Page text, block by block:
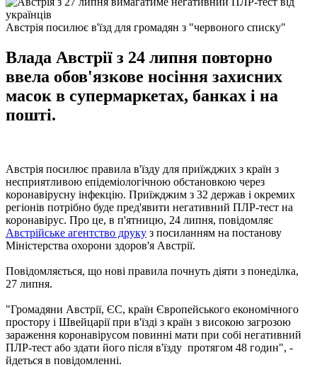
Австрія посилює в'їзд для громадян з "червоного списку"
Влада Австрії з 24 липня повторно
ввела обов'язкове носіння захисних
масок в супермаркетах, банках і на
пошті.
Австрія посилює правила в'їзду для приїжджих з країн з
несприятливою епідеміологічною обстановкою через
коронавірусну інфекцію. Приїжджим з 32 держав і окремих
регіонів потрібно буде пред'явити негативний ПЛР-тест на
коронавірус. Про це, в п'ятницю, 24 липня, повідомляє
Австрійське агентство друку з посиланням на постанову
Міністерства охорони здоров'я Австрії.
Повідомляється, що нові правила почнуть діяти з понеділка,
27 липня.
"Громадяни Австрії, ЄС, країн Європейського економічного
простору і Швейцарії при в'їзді з країн з високою загрозою
зараження коронавірусом повинні мати при собі негативний
ПЛР-тест або здати його після в'їзду протягом 48 годин", -
йдеться в повідомленні.